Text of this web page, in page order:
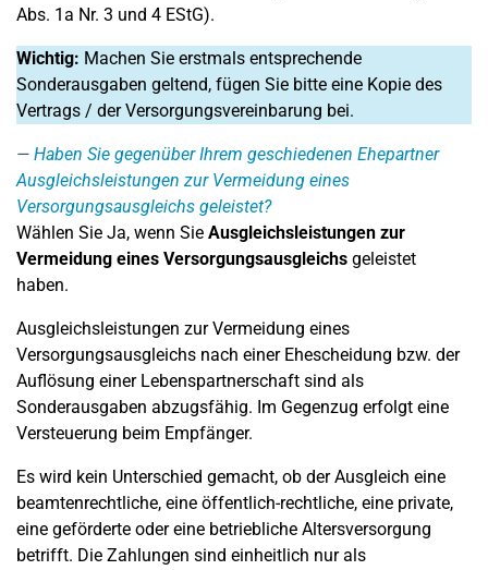
Abs. 1a Nr. 3 und 4 EStG).
Wichtig: Machen Sie erstmals entsprechende
Sonderausgaben geltend, fügen Sie bitte eine Kopie des
Vertrags / der Versorgungsvereinbarung bei.
Haben Sie gegenüber Ihrem geschiedenen Ehepartner
Ausgleichsleistungen zur Vermeidung eines
Versorgungsausgleichs geleistet?
Wählen Sie Ja, wenn Sie Ausgleichsleistungen zur
Vermeidung eines Versorgungsausgleichs geleistet
haben.
Ausgleichsleistungen zur Vermeidung eines
Versorgungsausgleichs nach einer Ehescheidung bzw. der
Auflösung einer Lebenspartnerschaft sind als
Sonderausgaben abzugsfähig. Im Gegenzug erfolgt eine
Versteuerung beim Empfänger.
Es wird kein Unterschied gemacht, ob der Ausgleich eine
beamtenrechtliche, eine öffentlich-rechtliche, eine private,
eine geförderte oder eine betriebliche Altersversorgung
betrifft. Die Zahlungen sind einheitlich nur als